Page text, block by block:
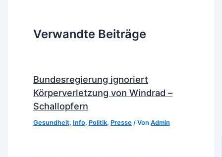
Verwandte Beiträge
Bundesregierung ignoriert
Körperverletzung von Windrad –
Schallopfern
Gesundheit, Info, Politik, Presse / Von Admin